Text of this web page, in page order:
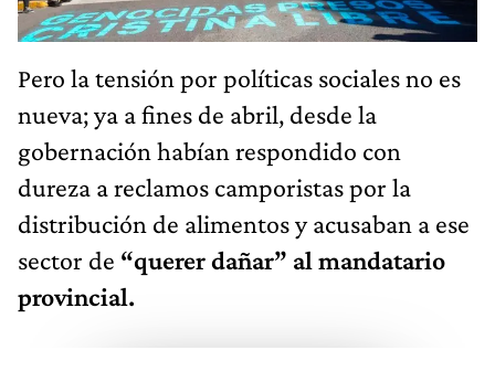
Pero la tensión por políticas sociales no es
nueva; ya a fines de abril, desde la
gobernación habían respondido con
dureza a reclamos camporistas por la
distribución de alimentos y acusaban a ese
sector de “querer dañar” al mandatario
provincial.